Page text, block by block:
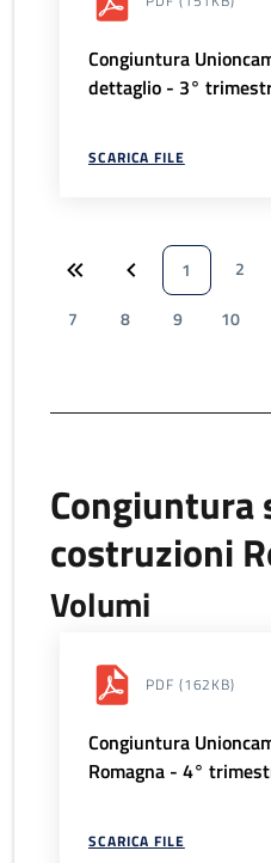
Congiuntura
dettaglio - 3°
SCARICA FILE
1 2
7
8 9 10
Congiuntura
costruzioni
Volumi
PDF (162KB)
Congiuntura
Romagna - 4°
SCARICA FILE